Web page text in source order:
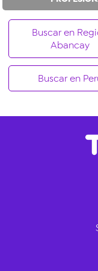
Buscar en
Abancay
Buscar en